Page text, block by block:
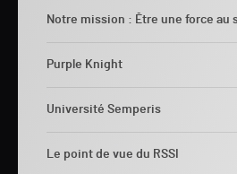
Notre mission : Être une force au
Purple Knight
Université Semperis
Le point de vue du RSSI